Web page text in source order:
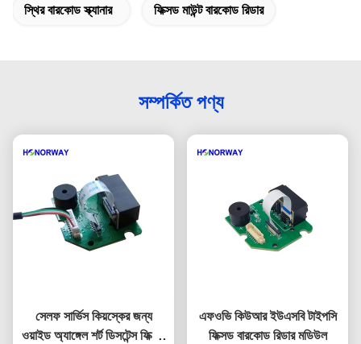
স্থির বারকোড স্ক্যানার ফিক্সড মাউন্ট বারকোড রিডার
সম্পর্কিত পণ্য
সেলফ সার্ভিস কিয়স্কের জন্য
ওয়াইড অ্যাঙ্গেল শর্ট ডিসটেন্স ফিক্সড
এফওভি কিউআর ইউএসবি টাইপসি
ফিক্সড বারকোড রিডার মডিউল